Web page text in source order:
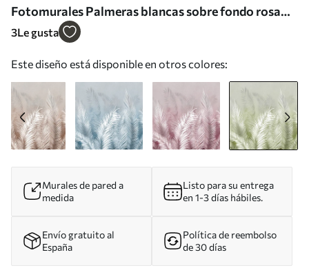
Fotomurales Palmeras blancas sobre fondo rosa
granzh. en colores verdes Nr. u74601v3
3Le gusta
Este diseño está disponible en otros colores:
Murales de pared a
medida
Listo para su entrega
en 1-3 días hábiles.
Envío gratuito al
España
Política de reembolso
de 30 días